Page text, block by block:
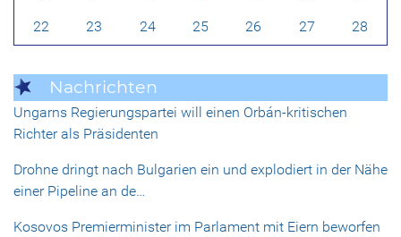
22 23 24 25 26 27 28
Nachrichten
Ungarns Regierungspartei will einen Orbán-kritischen
Richter als Präsidenten
Drohne dringt nach Bulgarien ein und explodiert in der Nähe
einer Pipeline an de…
Kosovos Premierminister im Parlament mit Eiern beworfen